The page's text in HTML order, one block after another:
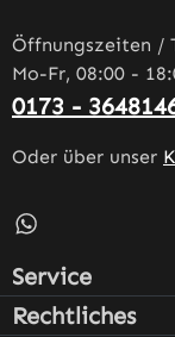
Öffnungszeiten /
Mo-Fr, 08:00 -
0173 -
Oder über unser
Schreib uns auf
Service
Rechtliches